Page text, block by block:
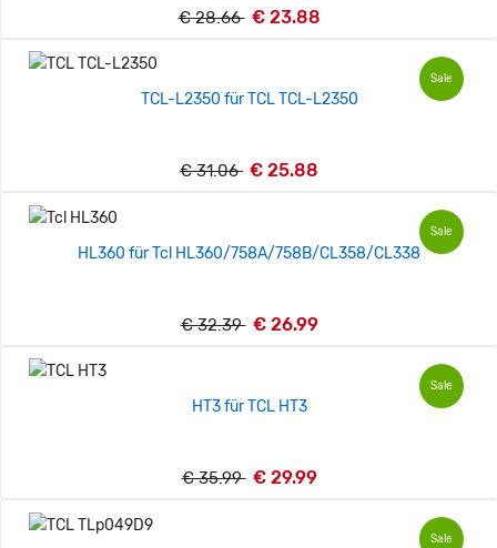
€ 28.66 € 23.88
Sale
TCL-L2350 für TCL TCL-L2350
€ 31.06 € 25.88
Sale
HL360 für Tcl HL360/758A/758B/CL358/CL338
€ 32.39 € 26.99
Sale
HT3 für TCL HT3
€ 35.99 € 29.99
Sale